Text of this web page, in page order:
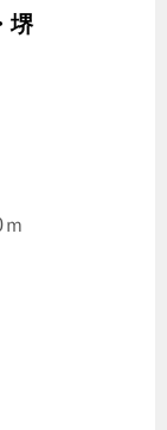
堺